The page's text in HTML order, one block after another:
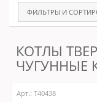
ФИЛЬТРЫ И
КОТЛЫ
ЧУГУННЫЕ
Арт.: Т40438